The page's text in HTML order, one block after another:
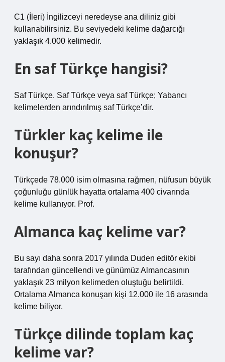
C1 (İleri) İngilizceyi neredeyse ana diliniz gibi
kullanabilirsiniz. Bu seviyedeki kelime dağarcığı
yaklaşık 4.000 kelimedir.
En saf Türkçe hangisi?
Saf Türkçe. Saf Türkçe veya saf Türkçe; Yabancı
kelimelerden arındırılmış saf Türkçe’dir.
Türkler kaç kelime ile
konuşur?
Türkçede 78.000 isim olmasına rağmen, nüfusun büyük
çoğunluğu günlük hayatta ortalama 400 civarında
kelime kullanıyor. Prof.
Almanca kaç kelime var?
Bu sayı daha sonra 2017 yılında Duden editör ekibi
tarafından güncellendi ve günümüz Almancasının
yaklaşık 23 milyon kelimeden oluştuğu belirtildi.
Ortalama Almanca konuşan kişi 12.000 ile 16 arasında
kelime biliyor.
Türkçe dilinde toplam kaç
kelime var?